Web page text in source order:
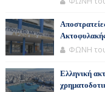
ΦΩΝΗ
Ελληνική